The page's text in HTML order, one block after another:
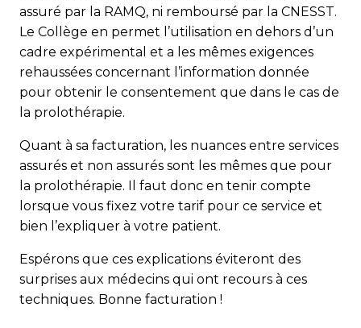
assuré par la RAMQ, ni remboursé par la CNESST.
Le Collège en permet l’utilisation en dehors d’un
cadre expérimental et a les mêmes exigences
rehaussées concernant l’information donnée
pour obtenir le consentement que dans le cas de
la prolothérapie.
Quant à sa facturation, les nuances entre services
assurés et non assurés sont les mêmes que pour
la prolothérapie. Il faut donc en tenir compte
lorsque vous fixez votre tarif pour ce service et
bien l’expliquer à votre patient.
Espérons que ces explications éviteront des
surprises aux médecins qui ont recours à ces
techniques. Bonne facturation !